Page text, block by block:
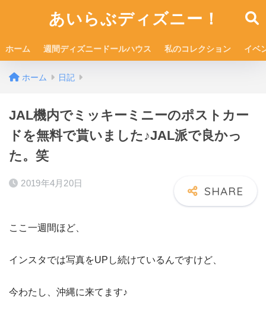
あいらぶディズニー！
ホーム 週間ディズニードールハウス 私のコレクション イベ
ホーム 日記
JAL機内でミッキーミニーのポストカー
ドを無料で貰いました♪JAL派で良かっ
た。笑
2019年4月20日
ここ一週間ほど、
インスタでは写真をUPし続けているんですけど、
今わたし、沖縄に来てます♪